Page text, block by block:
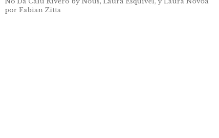
por Fabian Zitta